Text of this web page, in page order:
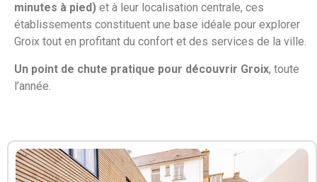
minutes à pied) et à leur localisation centrale, ces
établissements constituent une base idéale pour explorer
Groix tout en profitant du confort et des services de la ville.
Un point de chute pratique pour découvrir Groix, toute
l’année.